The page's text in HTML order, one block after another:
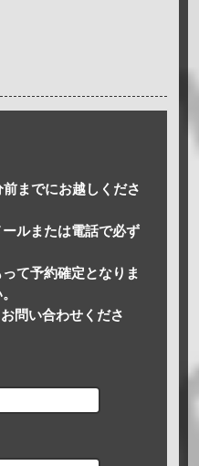
までにお越しくださ
ルまたは電話で必ず
て予約確定となりま
問い合わせくださ